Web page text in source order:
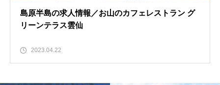
島原半島の求人情報／お山のカフェレストラン グ
リーンテラス雲仙
2023.04.22